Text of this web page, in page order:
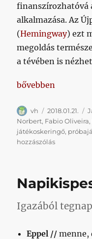
finanszírozhatóvá
alkalmazása. Az
(Hemingway) ezt
megoldás
a tévében is
„Az elmúlt két
bővebben
Szerző
vh Közzétéve
2018.01.21.
Norbert, Fabio Oliveira,
játékoskeringő,
hozzászólásAz
volt
annyi
próbázónk
összesen,
tegnap,
Igazából
Eppel // menne,